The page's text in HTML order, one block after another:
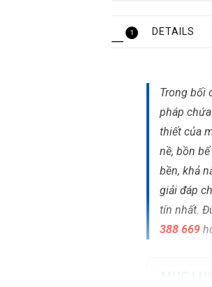
1 DETAILS
Trong bối
pháp
thiết của
nề, bồn
bền, khả
giải đáp
tín nhất.
388 669